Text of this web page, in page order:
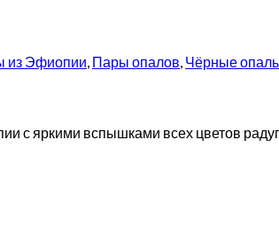
из Эфиопии, Пары опалов, Чёрные
с яркими вспышками всех цветов